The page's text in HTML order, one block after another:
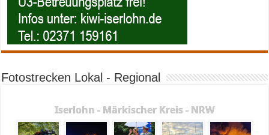
Fotostrecken Lokal - Regional
Iserlohn - Märkischer Kreis - NRW